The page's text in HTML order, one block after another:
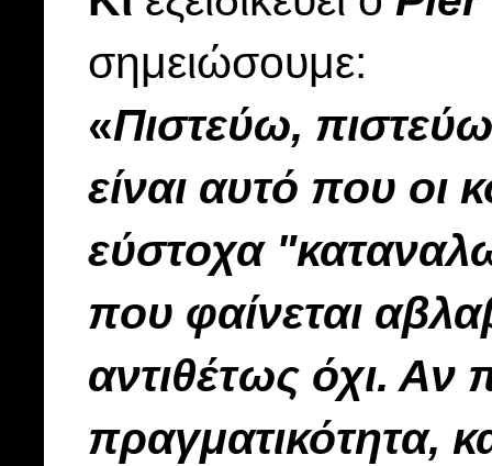
σημειώσουμε:
«Πιστεύω,
είναι αυτό που οι
εύστοχα
που φαίνεται
αντιθέτως όχι. Αν
πραγματικότητα,